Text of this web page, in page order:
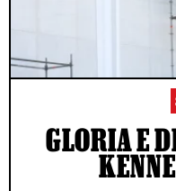
GLORIA E